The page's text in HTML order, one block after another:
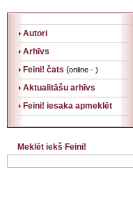
Autori
Arhīvs
Feini! čats (online - )
Aktualitāšu arhīvs
Feini! iesaka apmeklēt
Meklēt iekš Feini!